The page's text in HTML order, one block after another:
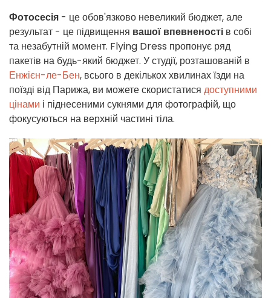
Фотосесія - це обов'язково невеликий бюджет, але
результат - це підвищення вашої впевненості в собі
та незабутній момент. Flying Dress пропонує ряд
пакетів на будь-який бюджет. У студії, розташованій в
Енжієн-ле-Бен, всього в декількох хвилинах їзди на
поїзді від Парижа, ви можете скористатися доступними
цінами і піднесеними сукнями для фотографій, що
фокусуються на верхній частині тіла.